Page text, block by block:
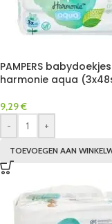
PAMPERS babydoekjes
harmonie aqua
9,29€
-
+
TOEVOEGEN AAN